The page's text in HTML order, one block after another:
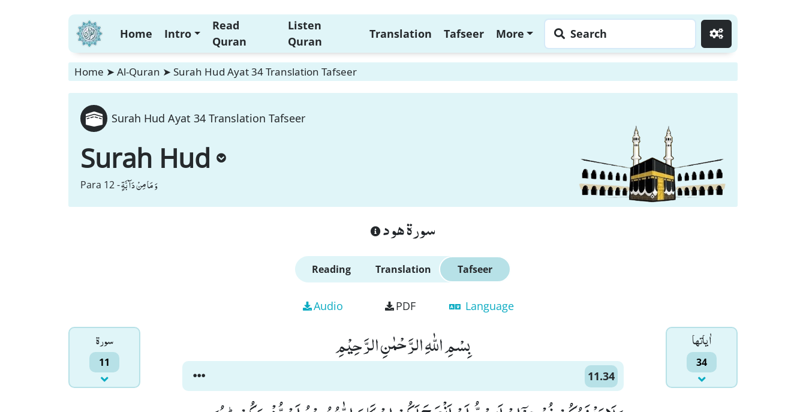
Home Intro
Read
Quran
Listen
Quran
Translation Tafseer More Search
Home ➤ Al-Quran ➤ Surah Hud Ayat 34 Translation Tafseer
Surah Hud Ayat 34 Translation Tafseer
Surah Hud
Para 12 -وَ مَا مِنْ دَآبَّةٍ
سورة هود
Reading Translation Tafseer
Audio PDF Language
سورۃ
11
اٰياتها
34
بِسْمِ اللّٰهِ الرَّحْمٰنِ الرَّحِیْمِ
11.34